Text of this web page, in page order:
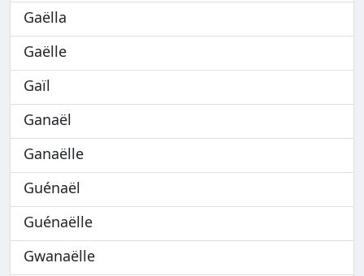
Gaëlla
Gaëlle
Gaïl
Ganaël
Ganaëlle
Guénaël
Guénaëlle
Gwanaëlle